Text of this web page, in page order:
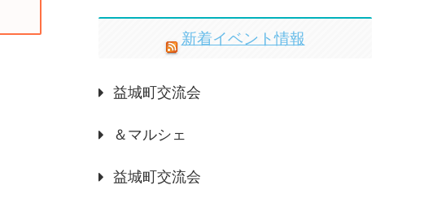
新着イベント情報
益城町交流会
＆マルシェ
益城町交流会